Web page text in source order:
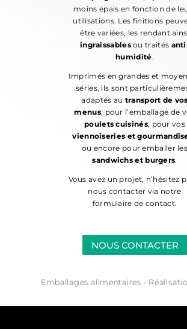
moins épais en fonction de
utilisations. Les finitions
être variées, les rendant
ingraissablesou traités
humidité.
Imprimés en grandes et
séries, ils sont
adaptés au transport de vos
menus, pour l’emballage de
poulets cuisinés, pour vos
viennoiseries et
ou encore pour emballer les
sandwichs et burgers.
Vous avez un projet, n’hésitez
nous contacter via notre
formulaire de contact.
NOUS CONTACTER
Emballages alimentaires -